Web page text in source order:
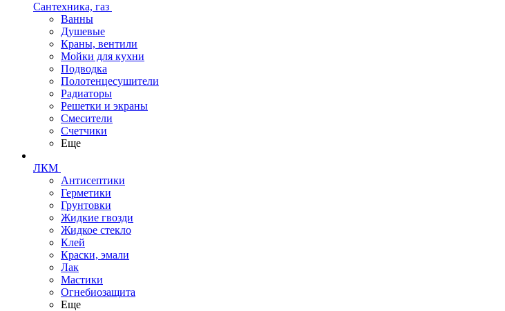
Сантехника, газ
Ванны
Душевые
Краны, вентили
Мойки для кухни
Подводка
Полотенцесушители
Радиаторы
Решетки и экраны
Смесители
Счетчики
Еще
ЛКМ
Антисептики
Герметики
Грунтовки
Жидкие гвозди
Жидкое стекло
Клей
Краски, эмали
Лак
Мастики
Огнебиозащита
Еще